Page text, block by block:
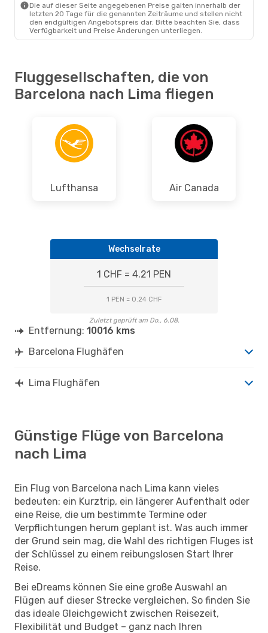
Die auf dieser Seite angegebenen Preise galten innerhalb der
letzten 20 Tage für die genannten Zeiträume und stellen nicht
den endgültigen Angebotspreis dar. Bitte beachten Sie, dass
Verfügbarkeit und Preise Änderungen unterliegen.
Fluggesellschaften, die von
Barcelona nach Lima fliegen
Lufthansa Air Canada
Wechselrate
1 CHF = 4.21 PEN
1 PEN = 0.24 CHF
Zuletzt geprüft am Do., 6.08.
Entfernung: 10016 kms
Barcelona Flughäfen
Lima Flughäfen
Günstige Flüge von Barcelona
nach Lima
Ein Flug von Barcelona nach Lima kann vieles
bedeuten: ein Kurztrip, ein längerer Aufenthalt oder
eine Reise, die um bestimmte Termine oder
Verpflichtungen herum geplant ist. Was auch immer
der Grund sein mag, die Wahl des richtigen Fluges ist
der Schlüssel zu einem reibungslosen Start Ihrer
Reise.
Bei eDreams können Sie eine große Auswahl an
Flügen auf dieser Strecke vergleichen. So finden Sie
das ideale Gleichgewicht zwischen Reisezeit,
Flexibilität und Budget – ganz nach Ihren